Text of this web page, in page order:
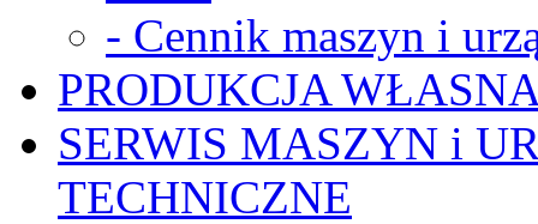
- Cennik maszyn i
PRODUKCJA
SERWIS MASZYN i
TECHNICZNE